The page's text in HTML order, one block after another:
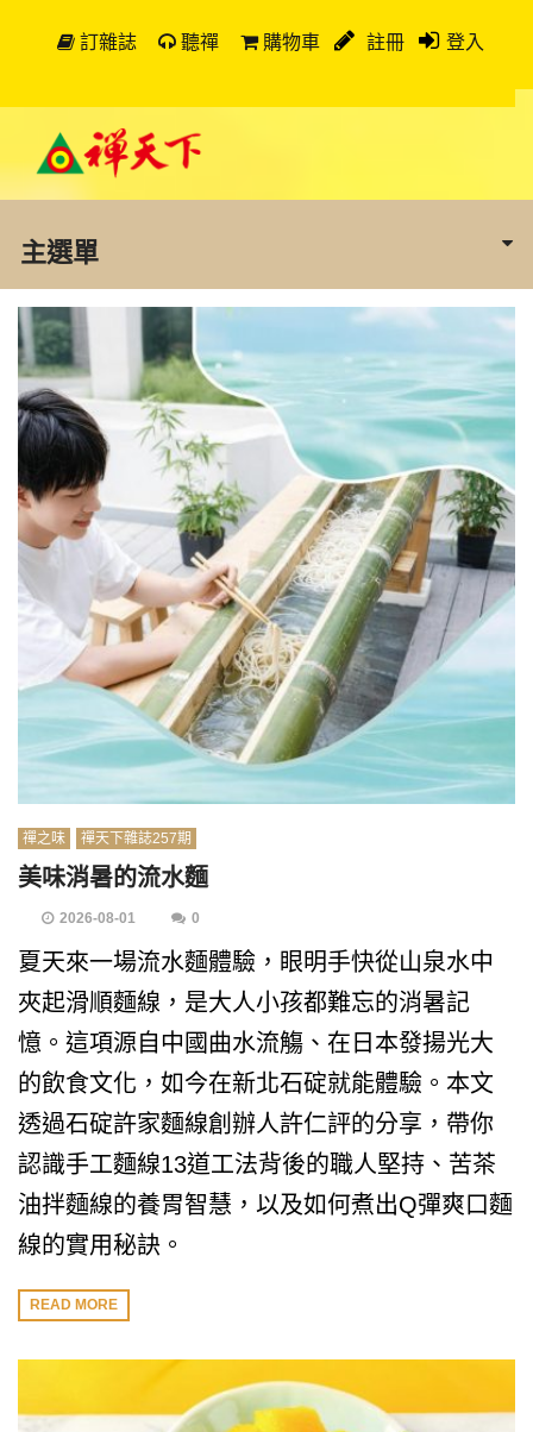
訂雜誌 聽禪 購物車 註冊 登入
主選單
禪之味 禪天下雜誌257期
美味消暑的流水麵
2026-08-01 0
夏天來一場流水麵體驗，眼明手快從山泉水中
夾起滑順麵線，是大人小孩都難忘的消暑記
憶。這項源自中國曲水流觴、在日本發揚光大
的飲食文化，如今在新北石碇就能體驗。本文
透過石碇許家麵線創辦人許仁評的分享，帶你
認識手工麵線13道工法背後的職人堅持、苦茶
油拌麵線的養胃智慧，以及如何煮出Q彈爽口麵
線的實用秘訣。
READ MORE